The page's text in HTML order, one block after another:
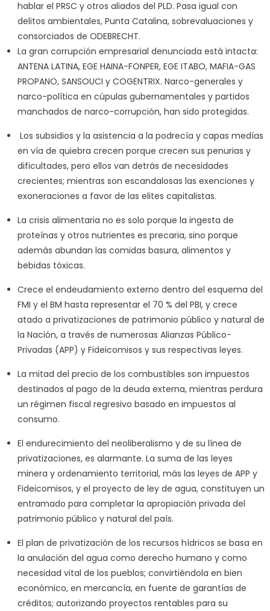
hablar el PRSC y otros aliados del PLD. Pasa igual con
delitos ambientales, Punta Catalina, sobrevaluaciones y
consorciados de ODEBRECHT.
La gran corrupción empresarial denunciada está intacta:
ANTENA LATINA, EGE HAINA-FONPER, EGE ITABO, MAFIA-GAS
PROPANO, SANSOUCI y COGENTRIX. Narco-generales y
narco-política en cúpulas gubernamentales y partidos
manchados de narco-corrupción, han sido protegidas.
Los subsidios y la asistencia a la podrecía y capas medías
en vía de quiebra crecen porque crecen sus penurias y
dificultades, pero ellos van detrás de necesidades
crecientes; mientras son escandalosas las exenciones y
exoneraciones a favor de las elites capitalistas.
La crisis alimentaria no es solo porque la ingesta de
proteínas y otros nutrientes es precaria, sino porque
además abundan las comidas basura, alimentos y
bebidas tóxicas.
Crece el endeudamiento externo dentro del esquema del
FMI y el BM hasta representar el 70 % del PBI, y crece
atado a privatizaciones de patrimonio público y natural de
la Nación, a través de numerosas Alianzas Público-
Privadas (APP) y Fideicomisos y sus respectivas leyes.
La mitad del precio de los combustibles son impuestos
destinados al pago de la deuda externa, mientras perdura
un régimen fiscal regresivo basado en impuestos al
consumo.
El endurecimiento del neoliberalismo y de su línea de
privatizaciones, es alarmante. La suma de las leyes
minera y ordenamiento territorial, más las leyes de APP y
Fideicomisos, y el proyecto de ley de agua, constituyen un
entramado para completar la apropiación privada del
patrimonio público y natural del país.
El plan de privatización de los recursos hídricos se basa en
la anulación del agua como derecho humano y como
necesidad vital de los pueblos; convirtiéndola en bien
económico, en mercancía, en fuente de garantías de
créditos; autorizando proyectos rentables para su